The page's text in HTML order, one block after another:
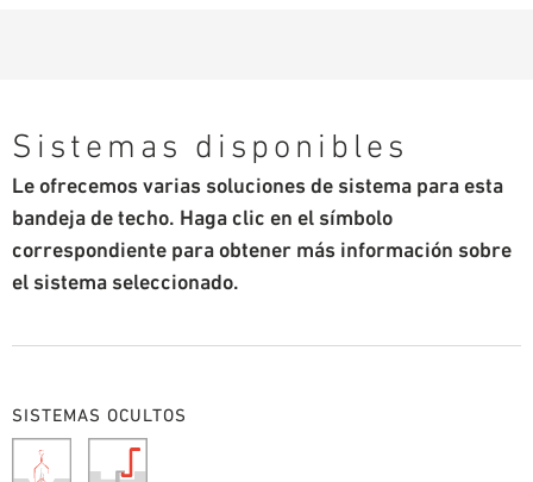
Sistemas disponibles
Le ofrecemos varias soluciones de sistema para esta
bandeja de techo. Haga clic en el símbolo
correspondiente para obtener más información sobre
el sistema seleccionado.
SISTEMAS OCULTOS